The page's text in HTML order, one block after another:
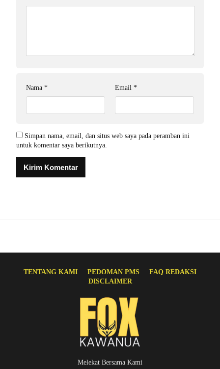
Nama * Email *
Simpan nama, email, dan situs web saya pada peramban ini
untuk komentar saya berikutnya.
TENTANG KAMI PEDOMAN PMS
FAQ REDAKSI
DISCLAIMER
Melekat Bersama Kami